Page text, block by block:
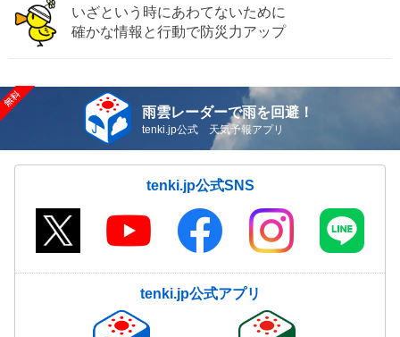
いざという時にあわてないために
確かな情報と行動で防災力アップ
雨雲レーダーで雨を回避！
tenki.jp公式 天気予報アプリ
tenki.jp公式SNS
tenki.jp公式アプリ